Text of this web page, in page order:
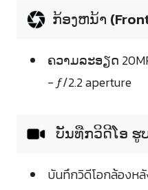
ກ້ອງຫນ້າ
ຄວາມລະອຽດ
- ƒ/2.2 aperture
ບັນທືກວິດີໂອ ຮູ
บันทึกวิดีโอกล้องห